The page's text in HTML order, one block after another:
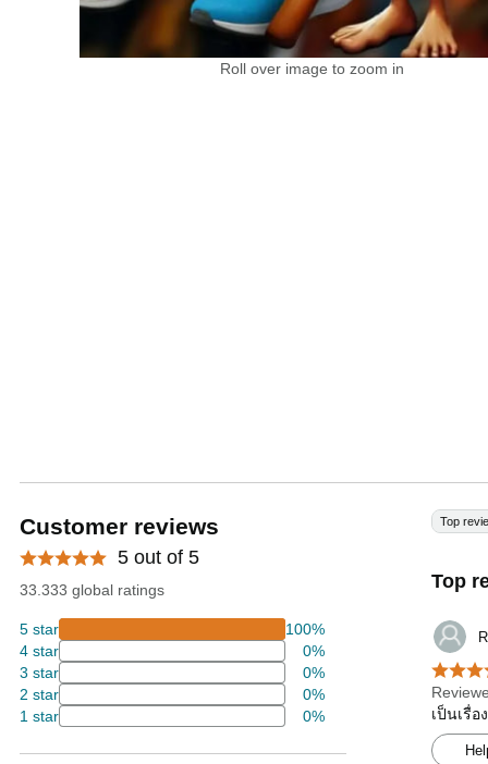
Roll over image to zoom in
Customer reviews
5 out of 5
33.333 global ratings
5 star
100%
4 star
0%
3 star
0%
2 star
0%
1 star
0%
Top
Top
เป็นเรื่